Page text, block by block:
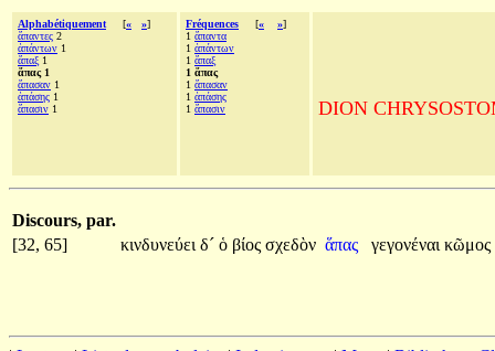
Alphabétiquement [« »]
ἅπαντες 2
ἁπάντων 1
ἅπαξ 1
ἅπας 1
ἅπασαν 1
ἁπάσης 1
ἅπασιν 1
Fréquences [« »]
1 ἅπαντα
1 ἁπάντων
1 ἅπαξ
1 ἅπας
1 ἅπασαν
1 ἁπάσης
1 ἅπασιν DION
Discours, par.
[32, 65]
κινδυνεύει δ´ ὁ βίος σχεδὸν ἅπας γεγονέναι κῶμος